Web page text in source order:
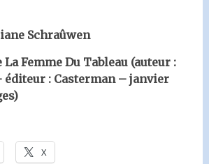
Schraûwen
La Femme Du Tableau (auteur :
éditeur : Casterman – janvier
X